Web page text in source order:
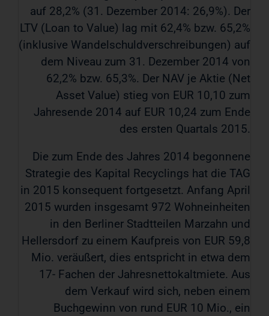
auf 28,2% (31. Dezember 2014: 26,9%). Der
LTV (Loan to Value) lag mit 62,4% bzw. 65,2%
(inklusive Wandelschuldverschreibungen) auf
dem Niveau zum 31. Dezember 2014 von
62,2% bzw. 65,3%. Der NAV je Aktie (Net
Asset Value) stieg von EUR 10,10 zum
Jahresende 2014 auf EUR 10,24 zum Ende
des ersten Quartals 2015.
Die zum Ende des Jahres 2014 begonnene
Strategie des Kapital Recyclings hat die TAG
in 2015 konsequent fortgesetzt. Anfang April
2015 wurden insgesamt 972 Wohneinheiten
in den Berliner Stadtteilen Marzahn und
Hellersdorf zu einem Kaufpreis von EUR 59,8
Mio. veräußert, dies entspricht in etwa dem
17- Fachen der Jahresnettokaltmiete. Aus
dem Verkauf wird sich, neben einem
Buchgewinn von rund EUR 10 Mio., ein